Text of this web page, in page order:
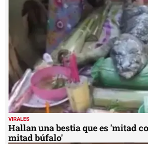
VIRALES
Hallan una bestia que es 'mitad
mitad búfalo'